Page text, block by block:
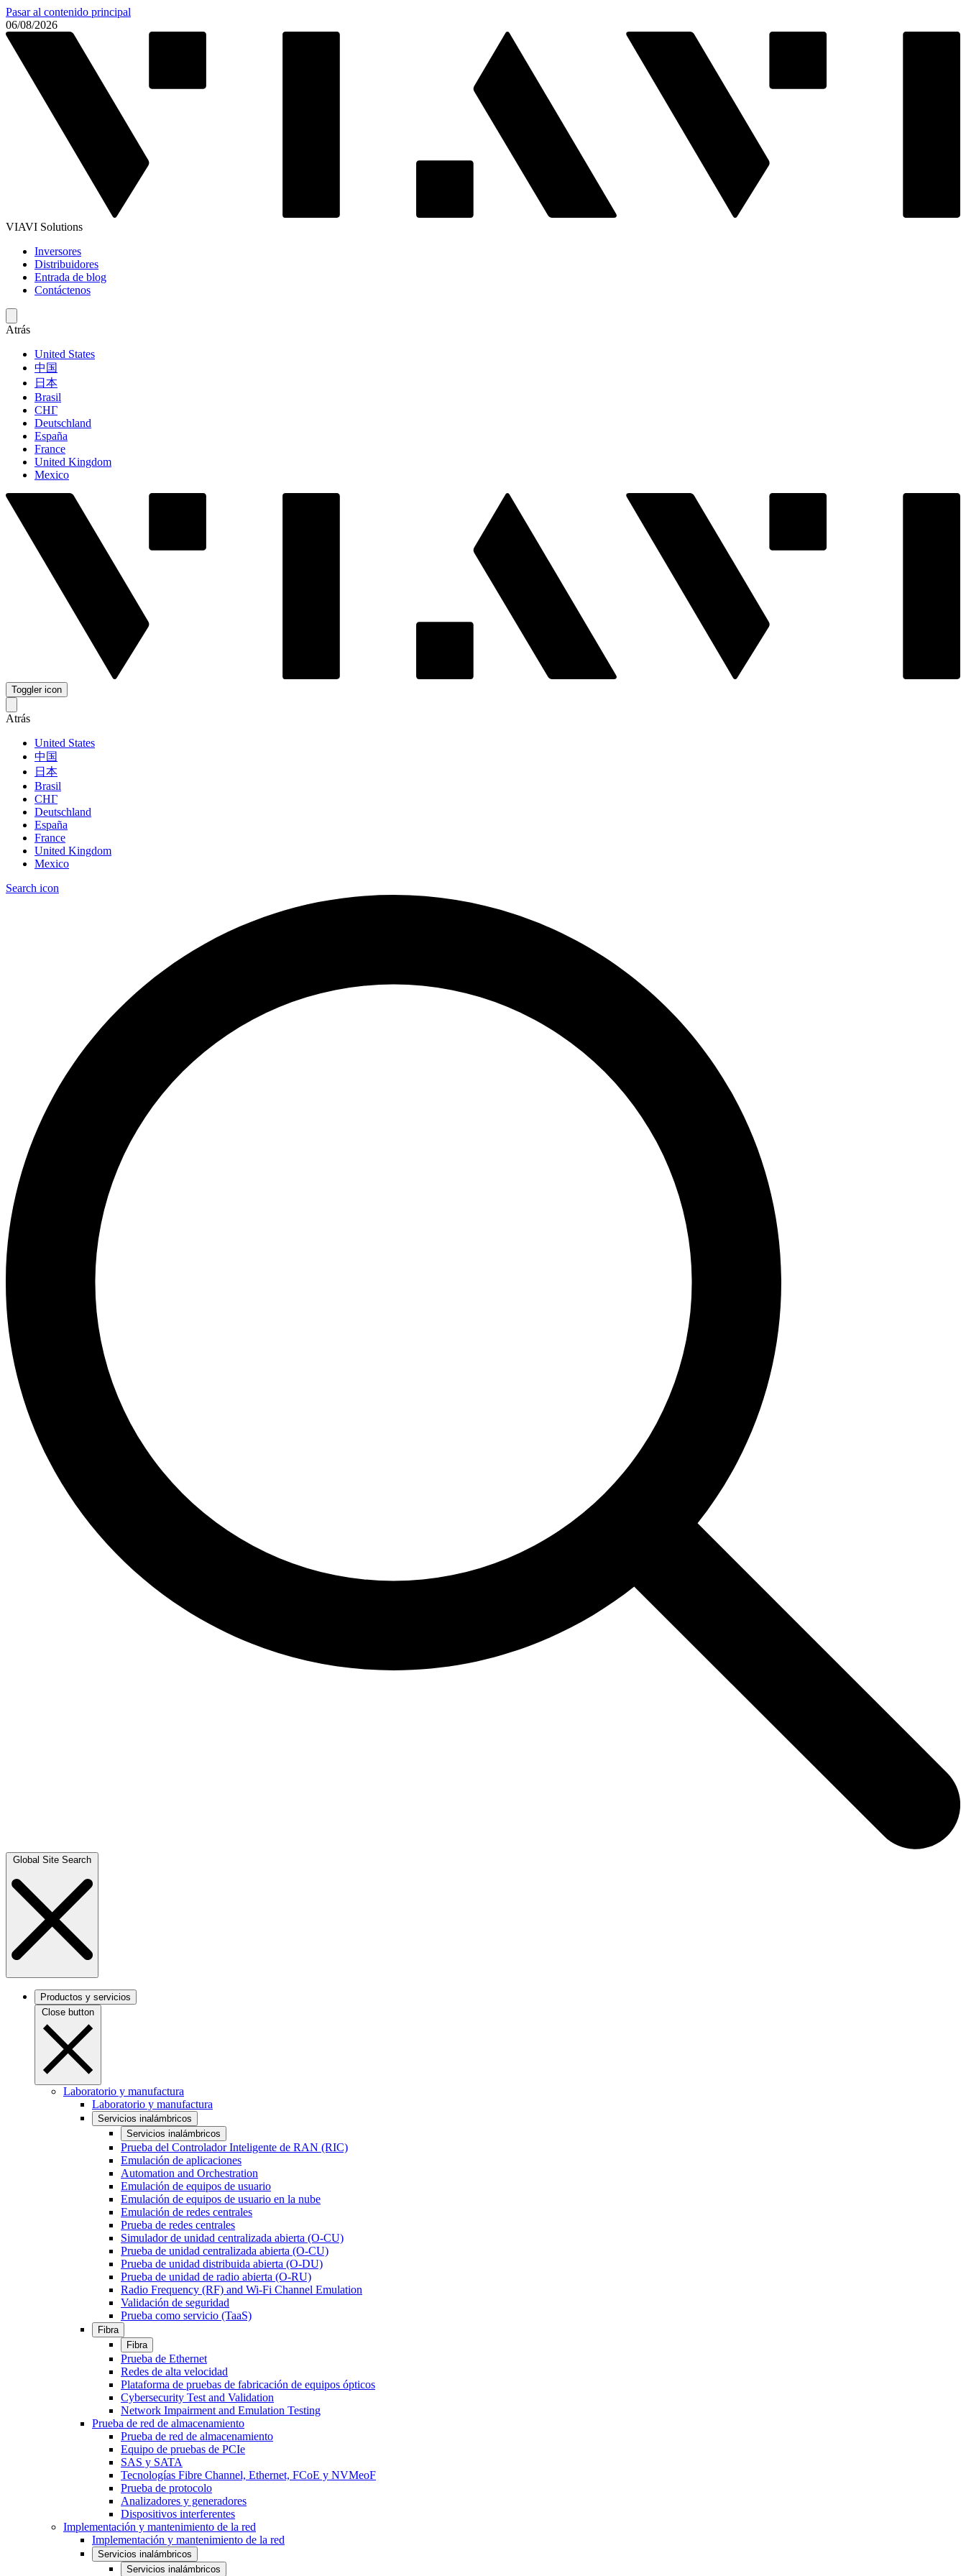
Pasar al contenido principal
06/08/2026
VIAVI Solutions
Inversores
Distribuidores
Entrada de blog
Contáctenos
Atrás
United States
中国
日本
Brasil
СНГ
Deutschland
España
France
United Kingdom
Mexico
Toggler icon
Atrás
United States
中国
日本
Brasil
СНГ
Deutschland
España
France
United Kingdom
Mexico
Search icon
Global Site Search
Productos y servicios
Close button
Laboratorio y manufactura
Laboratorio y manufactura
Servicios inalámbricos
Servicios inalámbricos
Prueba del Controlador Inteligente de RAN (RIC)
Emulación de aplicaciones
Automation and Orchestration
Emulación de equipos de usuario
Emulación de equipos de usuario en la nube
Emulación de redes centrales
Prueba de redes centrales
Simulador de unidad centralizada abierta (O-CU)
Prueba de unidad centralizada abierta (O-CU)
Prueba de unidad distribuida abierta (O-DU)
Prueba de unidad de radio abierta (O-RU)
Radio Frequency (RF) and Wi-Fi Channel Emulation
Validación de seguridad
Prueba como servicio (TaaS)
Fibra
Fibra
Prueba de Ethernet
Redes de alta velocidad
Plataforma de pruebas de fabricación de equipos ópticos
Cybersecurity Test and Validation
Network Impairment and Emulation Testing
Prueba de red de almacenamiento
Prueba de red de almacenamiento
Equipo de pruebas de PCIe
SAS y SATA
Tecnologías Fibre Channel, Ethernet, FCoE y NVMeoF
Prueba de protocolo
Analizadores y generadores
Dispositivos interferentes
Implementación y mantenimiento de la red
Implementación y mantenimiento de la red
Servicios inalámbricos
Servicios inalámbricos